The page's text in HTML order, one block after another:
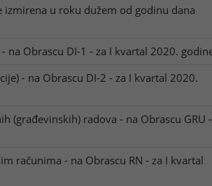
u roku dužem od godinu dana
na Obrascu DI-1 - za I kvartal 2020.
- na Obrascu DI-2 - za I kvartal 2020.
(građevinskih) radova - na Obrascu GRU -
računima - na Obrascu RN - za I kvartal